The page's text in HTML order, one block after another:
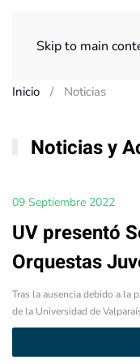
Skip to main
Inicio Noticias
Noticias y
09 Septiembre 2022
UV presentó
Orquestas
Tras la ausencia debido a la
de la Universidad de